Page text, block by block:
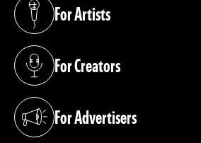
For Artists
(opens in a new tab)
For Creators
(opens in a new tab)
For Advertisers
(opens in a new tab)